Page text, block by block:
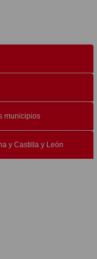
municipios
y Castilla y León